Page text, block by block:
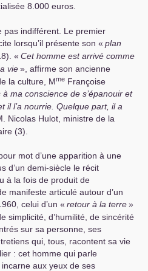
8.000 euros.
pas indifférent. Le premier
lorsqu’il présente son « plan
« Cet homme est arrivé comme
vie», affirme son ancienne
la culture, Mme Françoise
ma conscience de s’épanouir et
il l’a nourrie. Quelque part, il a
Nicolas Hulot, ministre de la
(3).
mot d’une apparition à une
d’un demi-siècle le récit
à la fois de produit de
manifeste articulé autour d’un
celui d’un « retour à la terre»
simplicité, d’humilité, de sincérité
sur sa personne, ses
qui, tous, racontent sa vie
: cet homme qui parle
aux yeux de ses